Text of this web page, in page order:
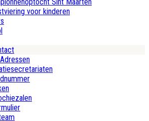
Sint Maarten
voor kinderen